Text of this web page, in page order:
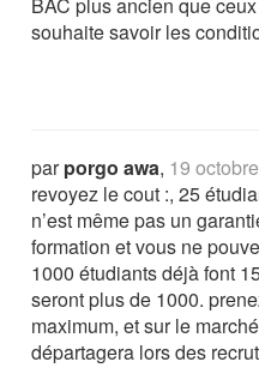
souhaite savoir les
parporgo awa, 19
revoyez le cout :, 25
n’est même pas un
formation et vous ne
1000 étudiants déjà font
seront plus de 1000.
maximum, et sur le
départagera lors des